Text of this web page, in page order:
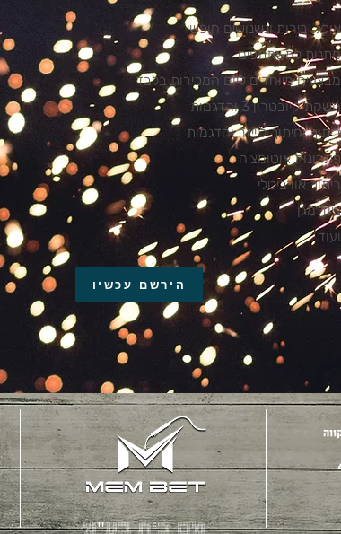
אוכל, בירות ונשנושים חופשי
מתנות למשתתפים
מבצעים מיוחדים ליום המכירות בלבד
השקת קיובטרון 3 והדגמות
ריתוך וחיתוך ליייזר והדגמות
פתרונות אוטומציה
ריתוך אורביטלי
ציוד מגן
ועוד
הירשם עכשיו
מם בית בע"מ